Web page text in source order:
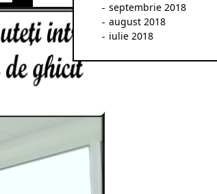
septembrie 2018
august 2018
iulie 2018